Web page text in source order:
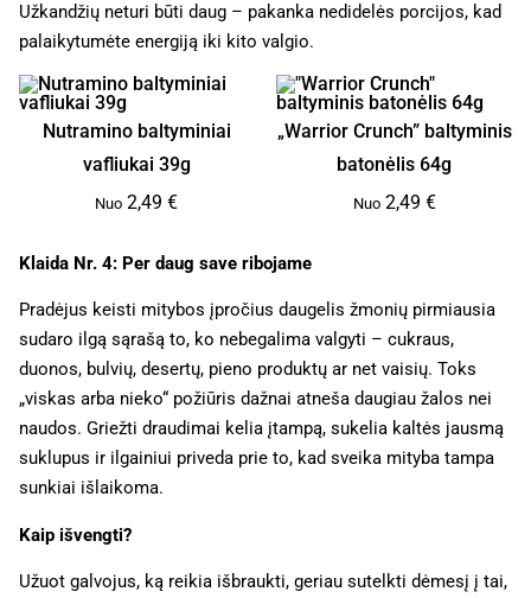
Užkandžių neturi būti daug – pakanka nedidelės porcijos, kad
palaikytumėte energiją iki kito valgio.
Nutramino baltyminiai
vafliukai 39g
Nuo 2,49€
„Warrior Crunch” baltyminis
batonėlis 64g
Nuo 2,49 €
Klaida Nr. 4: Per daug save ribojame
Pradėjus keisti mitybos įpročius daugelis žmonių pirmiausia
sudaro ilgą sąrašą to, ko nebegalima valgyti – cukraus,
duonos, bulvių, desertų, pieno produktų ar net vaisių. Toks
„viskas arba nieko“ požiūris dažnai atneša daugiau žalos nei
naudos. Griežti draudimai kelia įtampą, sukelia kaltės jausmą
suklupus ir ilgainiui priveda prie to, kad sveika mityba tampa
sunkiai išlaikoma.
Kaip išvengti?
Užuot galvojus, ką reikia išbraukti, geriau sutelkti dėmesį į tai,